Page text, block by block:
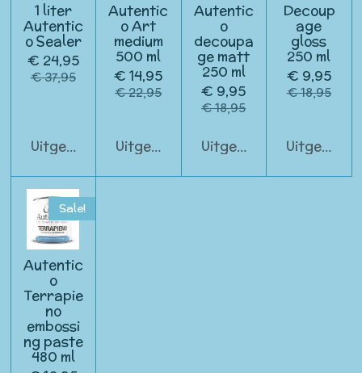
1 liter
Autentic
o Sealer
€ 24,95
€ 37,95
Uitgeschakeld
Autentic
o Art
medium
500 ml
€ 14,95
€ 22,95
Uitgeschakeld
Autentic
o
decoupa
ge matt
250 ml
€ 9,95
€ 18,95
Uitgeschakeld
Decoup
age
gloss
250 ml
€ 9,95
€ 18,95
Sale!
Autentic
o
Terrapie
no
embossi
ng paste
480 ml